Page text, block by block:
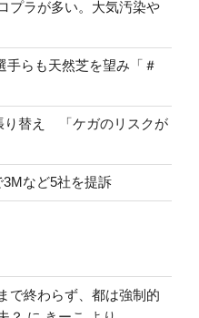
プラが多い。大気汚染や
手らも天然芝を望み「＃
り替え 「ケガのリスクが
など5社を提訴
で終わらず、都は強制的